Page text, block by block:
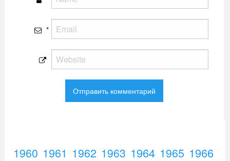
*
1960 1961 1962 1963 1964 1965 1966